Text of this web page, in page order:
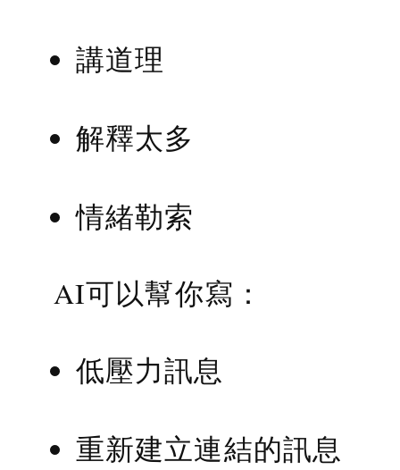
講道理
解釋太多
情緒勒索
AI可以幫你寫：
低壓力訊息
重新建立連結的訊息